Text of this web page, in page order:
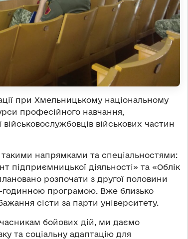
при Хмельницькому національному
професійного навчання,
військових частин
такими напрямками та спеціальностями:
діяльності» та «Облік
розпочати з другої половини
годинною програмою. Вже близько
сісти за парти університету.
бойових дій, ми даємо
та соціальну адаптацію для